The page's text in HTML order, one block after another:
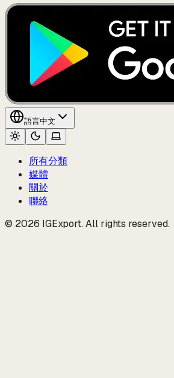
語言中文
所有分類
媒體
關於
聯絡
© 2026 IGExport. All rights reserved.